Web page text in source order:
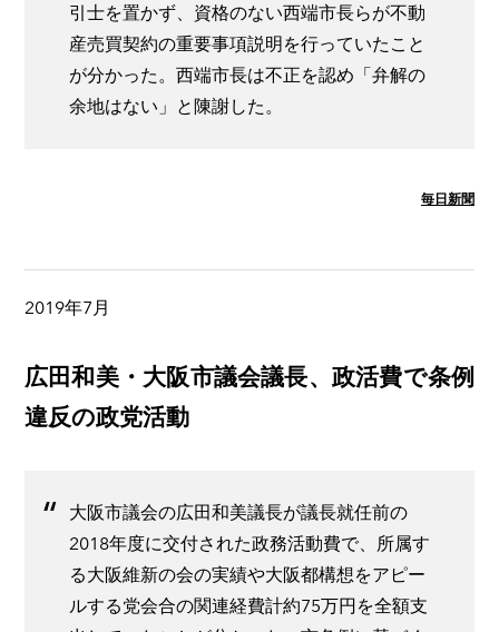
引士を置かず、資格のない西端市長らが不動
産売買契約の重要事項説明を行っていたこと
が分かった。西端市長は不正を認め「弁解の
余地はない」と陳謝した。
毎日新聞
2019年7月
広田和美・大阪市議会議長、政活費で条例
違反の政党活動
大阪市議会の広田和美議長が議長就任前の
2018年度に交付された政務活動費で、所属す
る大阪維新の会の実績や大阪都構想をアピー
ルする党会合の関連経費計約75万円を全額支